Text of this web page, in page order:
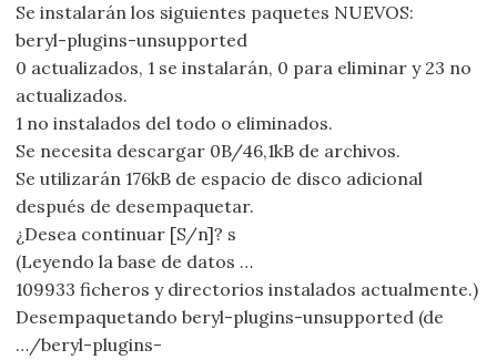
Se instalarán los siguientes paquetes NUEVOS:
beryl-plugins-unsupported
0 actualizados, 1 se instalarán, 0 para eliminar y 23 no
actualizados.
1 no instalados del todo o eliminados.
Se necesita descargar 0B/46,1kB de archivos.
Se utilizarán 176kB de espacio de disco adicional
después de desempaquetar.
¿Desea continuar [S/n]? s
(Leyendo la base de datos …
109933 ficheros y directorios instalados actualmente.)
Desempaquetando beryl-plugins-unsupported (de
…/beryl-plugins-